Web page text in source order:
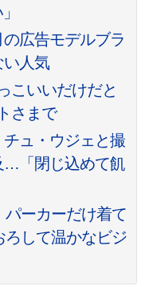
広告モデルブラ
人気
こいいだけだと
さまで
ュ・ウジェと撮
…「閉じ込めて飢
ーカーだけ着て
して温かなビジ